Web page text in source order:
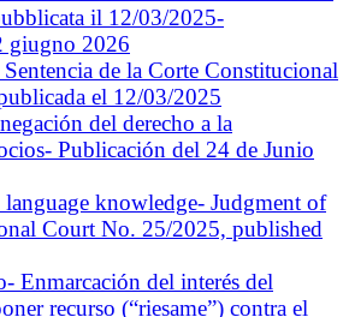
il 12/03/2025-
giugno 2026
de la Corte Constitucional
el 12/03/2025
del derecho a la
Publicación del 24 de Junio
knowledge- Judgment of
Court No. 25/2025, published
Enmarcación del interés del
recurso (“riesame”) contra el